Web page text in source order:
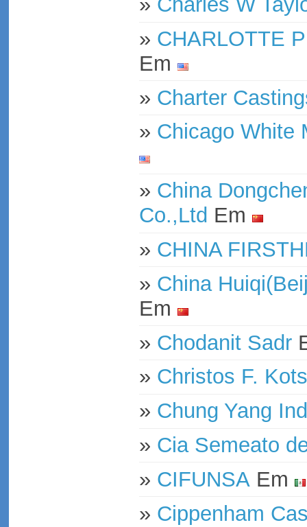
» CHARLOTTE
Em
» Charter
» Chicago White
» China
Co.,Ltd Em
» CHINA
» China
Em
» Chodanit Sadr
» Christos F.
» Chung Yang
» Cia Semeato
» CIFUNSA Em
» Cippenham